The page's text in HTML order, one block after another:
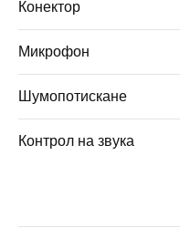
Конектор
Микрофон
Шумопотискане
Контрол на звука